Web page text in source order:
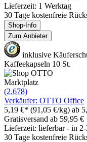
Lieferzeit: 1 Werktag
30 Tage kostenfreie
Shop-Info
Zum Anbieter
inklusive
Kaffeekapseln 10 St.
Marktplatz
(2.678)
Verkäufer: OTTO Office
5,19 €* (91,05 €/kg) ab
Gratisversand ab 59,95 €
Lieferzeit: lieferbar - in
30 Tage kostenfreie